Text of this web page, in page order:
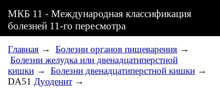
МКБ 11 - Международная классификация
болезней 11-го пересмотра
Главная → Болезни органов пищеварения →
Болезни желудка или двенадцатиперстной
кишки → Болезни двенадцатиперстной кишки →
DA51 Дуоденит →